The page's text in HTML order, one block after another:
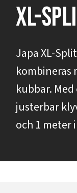
xl-
Japa XL-
kombineras
kubbar.
justerbar
och 1 meter